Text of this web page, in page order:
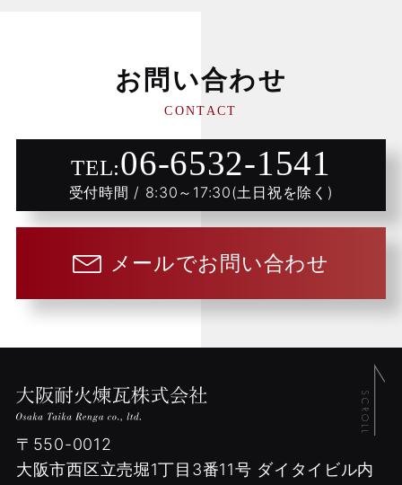
お問い合わせ
CONTACT
TEL:06-6532-1541
受付時間 / 8:30～17:30(土日祝を除く)
メールでお問い合わせ
〒550-0012
大阪市西区立売堀1丁目3番11号 ダイタイビル内